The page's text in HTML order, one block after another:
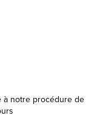
à notre procédure de